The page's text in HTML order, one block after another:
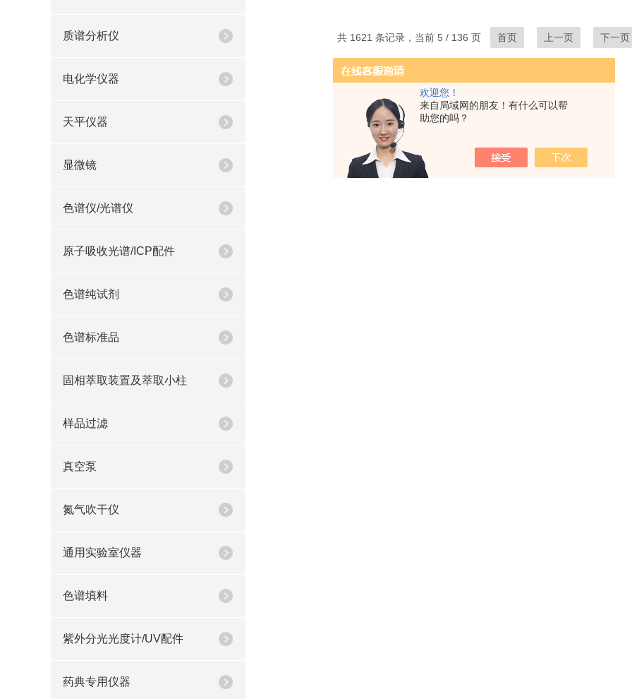
欢迎您！
来自局域网的朋友！有什么可以帮
助您的吗？
质谱分析仪
电化学仪器
天平仪器
显微镜
色谱仪/光谱仪
原子吸收光谱/ICP配件
色谱纯试剂
色谱标准品
固相萃取装置及萃取小柱
样品过滤
真空泵
氮气吹干仪
通用实验室仪器
色谱填料
紫外分光光度计/UV配件
药典专用仪器
共 1621 条记录，当前 5 / 136 页 首页 上一页 下一页